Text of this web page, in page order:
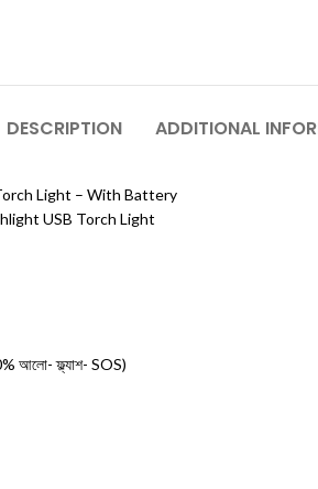
DESCRIPTION ADDITIONAL
Light – With Battery
USB Torch Light
আলো- ফ্ল্যাশ- SOS)